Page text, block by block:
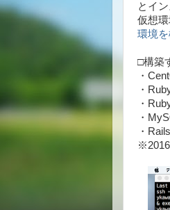
とイ
仮想
環境
□構築
・
・
・
・
・